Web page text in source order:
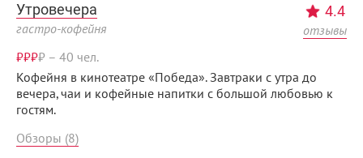
Утровечера
гастро-кофейня
4.4
отзывы
₽₽₽₽ – 40 чел.
Кофейня в кинотеатре «Победа». Завтраки с утра до
вечера, чаи и кофейные напитки с большой любовью к
гостям.
Обзоры (8)